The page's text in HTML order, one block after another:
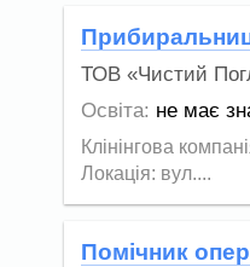
ТОВ «Чистий
Освіта: не має
Клінінгова
Локація: вул....
Помічник